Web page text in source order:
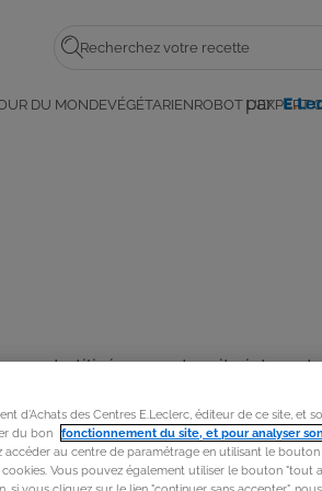
Rechercher
par
E.
DU MONDEVÉGÉTARIENROBOT L'EXPERT
sont utilisés sur notre site
d'Achats des Centres E.Leclerc, éditeur de ce site, et
du bon fonctionnement du site, et pour analyser
accéder au centre de paramétrage en utilisant le
cookies. Vous pouvez également utiliser le bouton